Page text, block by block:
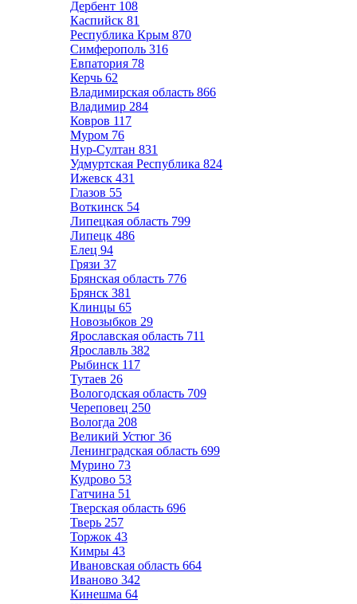
Дербент 108
Каспийск 81
Республика Крым 870
Симферополь 316
Евпатория 78
Керчь 62
Владимирская область 866
Владимир 284
Ковров 117
Муром 76
Нур-Султан 831
Удмуртская Республика 824
Ижевск 431
Глазов 55
Воткинск 54
Липецкая область 799
Липецк 486
Елец 94
Грязи 37
Брянская область 776
Брянск 381
Клинцы 65
Новозыбков 29
Ярославская область 711
Ярославль 382
Рыбинск 117
Тутаев 26
Вологодская область 709
Череповец 250
Вологда 208
Великий Устюг 36
Ленинградская область 699
Мурино 73
Кудрово 53
Гатчина 51
Тверская область 696
Тверь 257
Торжок 43
Кимры 43
Ивановская область 664
Иваново 342
Кинешма 64